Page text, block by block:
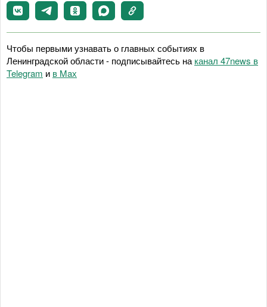
Чтобы первыми узнавать о главных событиях в
Ленинградской области - подписывайтесь на канал 47news в
Telegram и в Maх